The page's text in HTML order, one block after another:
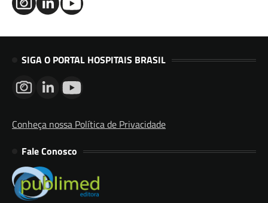
SIGA O PORTAL HOSPITAIS BRASIL
Conheça nossa Política de Privacidade
Fale Conosco